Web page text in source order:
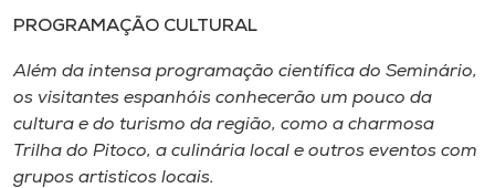
PROGRAMAÇÃO CULTURAL
Além da intensa programação científica do Seminário,
os visitantes espanhóis conhecerão um pouco da
cultura e do turismo da região, como a charmosa
Trilha do Pitoco, a culinária local e outros eventos com
grupos artisticos locais.